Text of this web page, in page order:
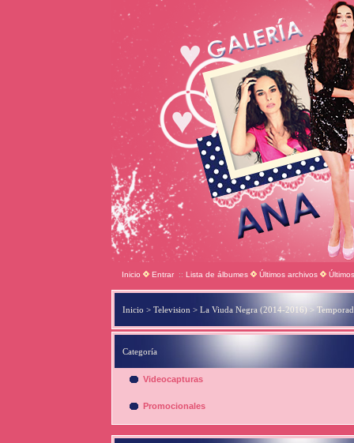
Inicio Entrar :: Lista de álbumes Últimos archivos
Inicio > Television > La Viuda Negra (2014-2016) >
Categoría
Videocapturas
Promocionales